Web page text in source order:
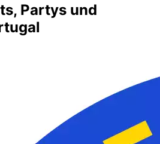
Partys und